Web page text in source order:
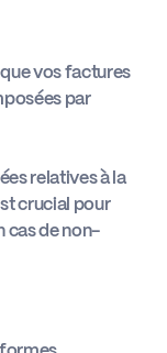
vos factures
par
relatives à la
crucial pour
cas de non-